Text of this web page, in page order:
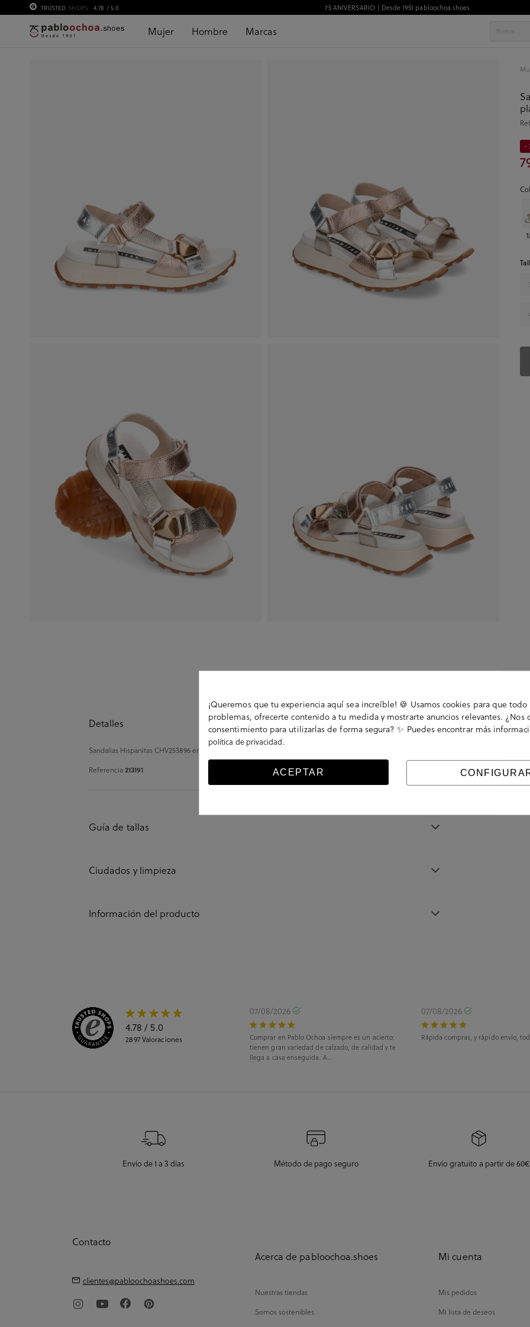
TRUSTED SHOPS 4.78 / 5.0 75 ANIVERSARIO | Desde 1951 pabloochoa.shoes
Mujer Hombre Marcas
-
Detalles
Sandalias Hispanitas CHV253896 en platino. Cierre con velcro. La plantilla no es extraible. Hecho en España.
Referencia213191
Guía de tallas
Ciudados y limpieza
Información del producto
4.78 / 5.0
2897Valoraciones
07/08/2026
Comprar en Pablo Ochoa siempre es un acierto;
tienen gran variedad de calzado, de calidad y te
llega a casa enseguida. A...
07/08/2026
Rápida compras, y rápido envío,
Envío de 1 a 3 días Método de pago seguro Envío gratuito a partir de 60€
Contacto
clientes@pabloochoashoes.com
Acerca de pabloochoa.shoes
Nuestras tiendas
Somos sostenibles
Mi cuenta
Mis pedidos
Mi lista de deseos
¡Queremos que tu experiencia aquí sea increíble! 🍪 Usamos cookies para que
problemas, ofrecerte contenido a tu medida y mostrarte anuncios relevantes. ¿Nos
consentimiento para utilizarlas de forma segura? ✨ Puedes encontrar más
política de privacidad.
ACEPTAR